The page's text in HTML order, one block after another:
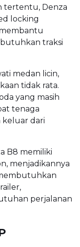
tertentu, Denza
locking
traksi
medan licin,
tidak rata.
yang masih
tenaga
keluar dari
B8 memiliki
menjadikannya
perjalanan